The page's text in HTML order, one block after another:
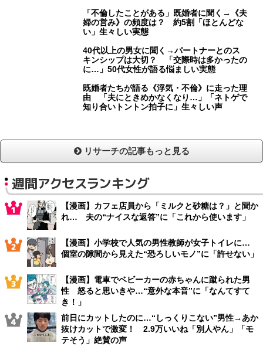
「不倫したことがある」既婚者に聞く→《夫
婦の営み》の頻度は？ 約5割「ほとんどな
い」生々しい実態
40代以上の男女に聞く→パートナーとのス
キンシップは大切？ 「交際時は多かったの
に…」50代女性が語る悩ましい実態
既婚者たちが語る《浮気・不倫》に走った理
由 「夫にときめかなくなり…」「ネトゲで
知り合いトントン拍子に」生々しい声
リサーチの記事もっと見る
週間アクセスランキング
【漫画】カフェ店員から「ミルクと砂糖は？」と聞か
れ… 夫の“ナイスな返答”に「これから使います」
【漫画】小学校で人気の男性教師が女子トイレに…
個室の隙間から見えた“恐ろしいモノ”に「許せない」
【漫画】電車でベビーカーの赤ちゃんに蹴られた男
性 怒ると思いきや…“意外な本音”に「なんてすて
き！」
前日にカットしたのに…“しっくりこない”男性→あか
抜けカットで激変！ 2.9万いいね「別人やん」「モ
テそう」絶賛の声